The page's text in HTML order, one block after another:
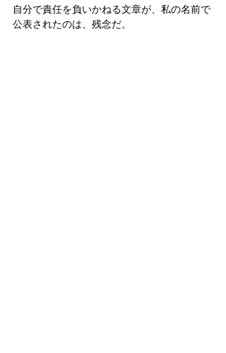
自分で責任を負いかねる文章が、私の名前で
公表されたのは、残念だ。